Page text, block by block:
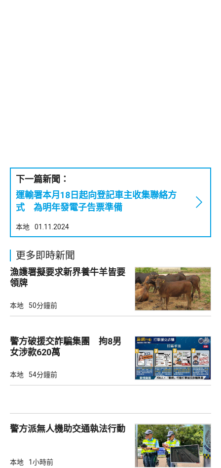
下一篇新聞：
運輸署本月18日起向登記車主收集聯絡方
式 為明年發電子告票準備
本地 01.11.2024
更多即時新聞
漁護署擬要求新界養牛羊皆要
領牌
本地 50分鐘前
警方破援交詐騙集團 拘8男
女涉款620萬
本地 54分鐘前
警方派無人機助交通執法行動
本地 1小時前